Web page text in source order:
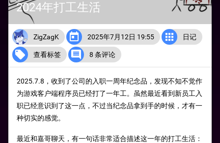
2024年打工生活
ZigZagK  2025年7月12日 19:55  日记
 查看标签  8 条评论
2025.7.8，收到了公司的入职一周年纪念品，发现不知不觉作
为游戏客户端程序员已经打了一年工。虽然最近看到新员工入
职已经意识到了这一点，不过当纪念品拿到手的时候，才有一
种切实的感觉。
最近和嘉哥聊天，有一句话非常适合描述这一年的打工生活：